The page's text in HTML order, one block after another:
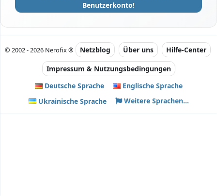
Benutzerkonto!
© 2002 - 2026 Nerofix ® Netzblog Über uns Hilfe-Center
Impressum & Nutzungsbedingungen
Deutsche Sprache
Englische Sprache
Ukrainische Sprache
Weitere Sprachen...